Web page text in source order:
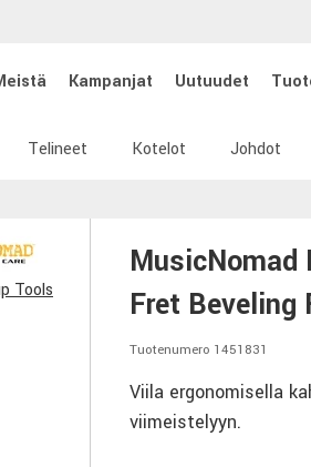
Kampanjat Uutuudet
Telineet Kotelot Johdot
Tools
MusicNomad
Fret Beveling
Tuotenumero 1451831
Viila ergonomisella
viimeistelyyn.